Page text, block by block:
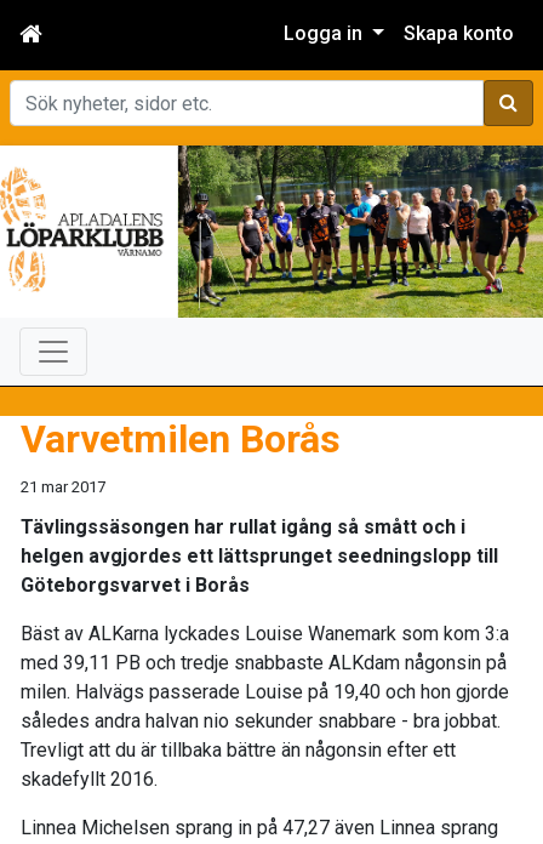
Logga in Skapa konto
Sök
Varvetmilen Borås
21 mar 2017
Tävlingssäsongen har rullat igång så smått och i
helgen avgjordes ett lättsprunget seedningslopp till
Göteborgsvarvet i Borås
Bäst av ALKarna lyckades Louise Wanemark som kom 3:a
med 39,11 PB och tredje snabbaste ALKdam någonsin på
milen. Halvägs passerade Louise på 19,40 och hon gjorde
således andra halvan nio sekunder snabbare - bra jobbat.
Trevligt att du är tillbaka bättre än någonsin efter ett
skadefyllt 2016.
Linnea Michelsen sprang in på 47,27 även Linnea sprang